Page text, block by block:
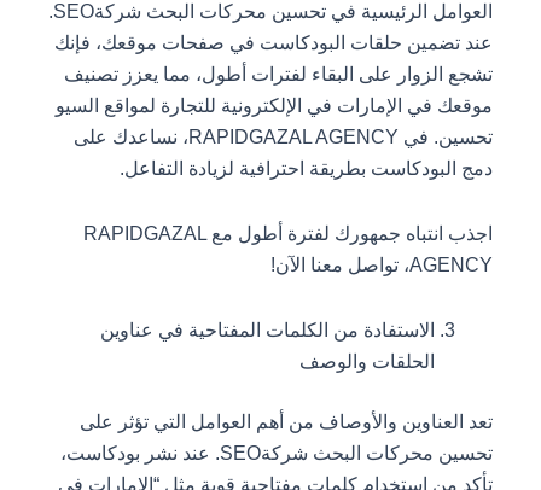
العوامل الرئيسية في تحسين محركات البحث شركةSEO.
عند تضمين حلقات البودكاست في صفحات موقعك، فإنك
تشجع الزوار على البقاء لفترات أطول، مما يعزز تصنيف
موقعك في الإمارات في الإلكترونية للتجارة لمواقع السيو
تحسين. في RAPIDGAZAL AGENCY، نساعدك على
دمج البودكاست بطريقة احترافية لزيادة التفاعل.
اجذب انتباه جمهورك لفترة أطول مع RAPIDGAZAL
AGENCY، تواصل معنا الآن!
الاستفادة من الكلمات المفتاحية في عناوين
الحلقات والوصف
تعد العناوين والأوصاف من أهم العوامل التي تؤثر على
تحسين محركات البحث شركةSEO. عند نشر بودكاست،
تأكد من استخدام كلمات مفتاحية قوية مثل “الإمارات في